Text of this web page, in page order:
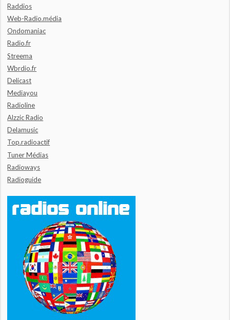
Raddios
Web-Radio.média
Ondomaniac
Radio.fr
Streema
Wbrdio.fr
Delicast
Mediayou
Radioline
Alzzic Radio
Delamusic
Top.radioactif
Tuner Médias
Radioways
Radioguide